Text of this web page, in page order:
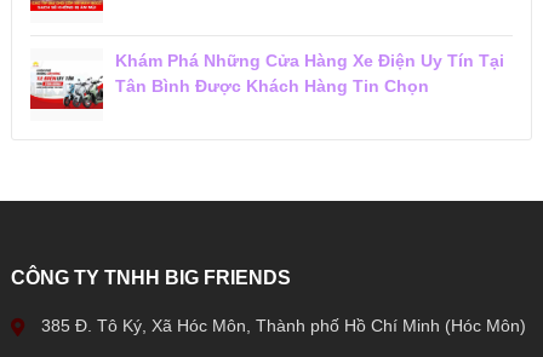
Khám Phá Những Cửa Hàng Xe Điện Uy Tín Tại
Tân Bình Được Khách Hàng Tin Chọn
CÔNG TY TNHH BIG FRIENDS
385 Đ. Tô Ký, Xã Hóc Môn, Thành phố Hồ Chí Minh (Hóc Môn)